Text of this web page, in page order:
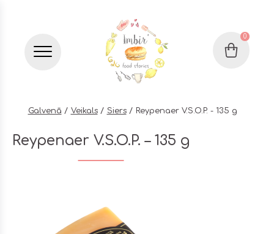
Бургер меню Grozs
0
Galvenā Veikals Siers Reypenaer V.S.O.P. - 135 g
Reypenaer V.S.O.P. – 135 g